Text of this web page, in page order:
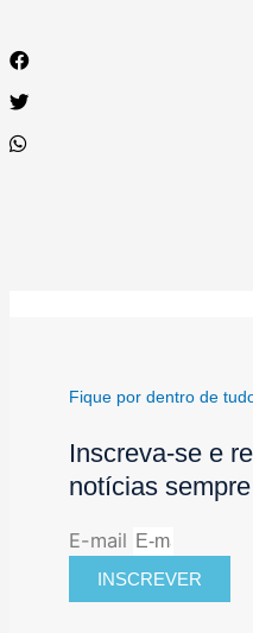
Fique por dentro de
Inscreva-se e
notícias
E-mail
INSCREVER